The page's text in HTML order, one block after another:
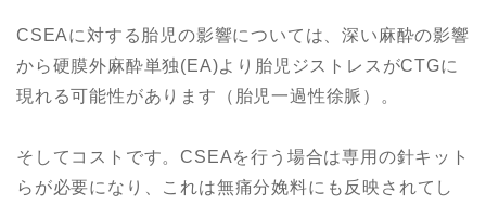
CSEAに対する胎児の影響については、深い麻酔の影響
から硬膜外麻酔単独(EA)より胎児ジストレスがCTGに
現れる可能性があります（胎児一過性徐脈）。
そしてコストです。CSEAを行う場合は専用の針キット
らが必要になり、これは無痛分娩料にも反映されてし